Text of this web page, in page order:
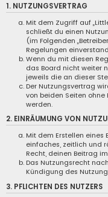
1. NUTZUNGSVERTRAG
Mit dem Zugriff auf
schließt du einen
(im Folgenden
Regelungen
Wenn du mit diesen
das Board nicht weiter
jeweils die an dieser
Der Nutzungsvertrag
von beiden Seiten
werden.
2. EINRÄUMUNG VON
Mit dem Erstellen eines
einfaches, zeitlich und
Recht, deinen Beitrag
Das Nutzungsrecht
Kündigung des
3. PFLICHTEN DES NUTZERS